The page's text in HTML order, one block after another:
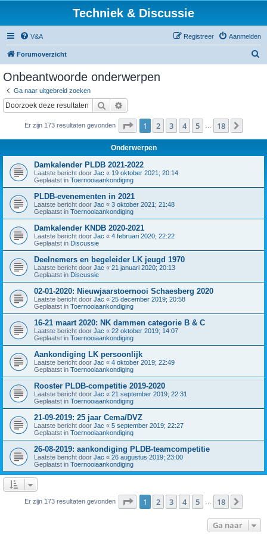
Techniek & Discussie
V&A Aanmelden
Registreer
Forumoverzicht
Onbeantwoorde onderwerpen
Ga naar uitgebreid zoeken
Zoek
Er zijn 173 resultaten gevonden Pagina van 18
1 2 3 4 5 18
Onderwerpen
Damkalender PLDB 2021-2022
Laatste bericht door Jac « 19 oktober 2021; 20:14
Geplaatst in Toernooiaankondiging
PLDB-evenementen in 2021
Laatste bericht door Jac « 3 oktober 2021; 21:48
Geplaatst in Toernooiaankondiging
Damkalender KNDB 2020-2021
Laatste bericht door Jac « 4 februari 2020; 22:22
Geplaatst in Discussie
Deelnemers en begeleider LK jeugd 1970
Laatste bericht door Jac « 21 januari 2020; 20:13
Geplaatst in Discussie
02-01-2020: Nieuwjaarstoernooi Schaesberg 2020
Laatste bericht door Jac « 25 december 2019; 20:58
Geplaatst in Toernooiaankondiging
16-21 maart 2020: NK dammen categorie B & C
Laatste bericht door Jac « 22 oktober 2019; 14:07
Geplaatst in Toernooiaankondiging
Aankondiging LK persoonlijk
Laatste bericht door Jac « 4 oktober 2019; 22:49
Geplaatst in Toernooiaankondiging
Rooster PLDB-competitie 2019-2020
Laatste bericht door Jac « 21 september 2019; 22:31
Geplaatst in Toernooiaankondiging
21-09-2019: 25 jaar Cema/DVZ
Laatste bericht door Jac « 5 september 2019; 22:27
Geplaatst in Toernooiaankondiging
26-08-2019: aankondiging PLDB-teamcompetitie
Laatste bericht door Jac « 26 augustus 2019; 23:00
Geplaatst in Toernooiaankondiging
Er zijn 173 resultaten gevonden Pagina van 18
1 2 3 4 5 18
Ga naar